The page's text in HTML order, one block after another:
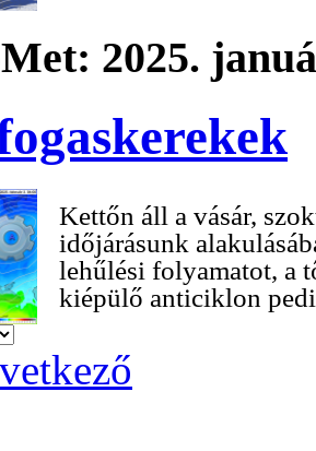
2025.
Kettőn áll a vásár,
időjárásunk
lehűlési folyamatot, a
kiépülő anticiklon